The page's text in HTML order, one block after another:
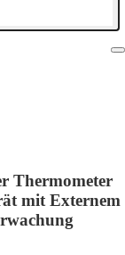
Thermometer
mit Externem